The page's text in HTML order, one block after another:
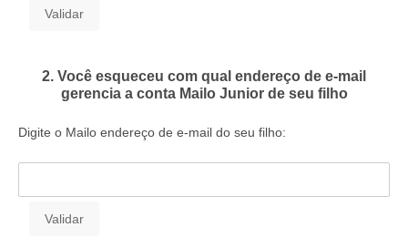
2. Você esqueceu com qual endereço de e-mail
gerencia a conta Mailo Junior de seu filho
Digite o Mailo endereço de e-mail do seu filho: